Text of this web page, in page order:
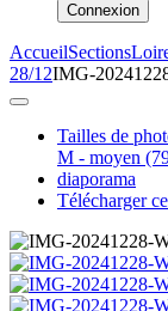
Connexion
AccueilSections
28/12IMG-
Tailles de
M - moyen
diaporama
Télécharger